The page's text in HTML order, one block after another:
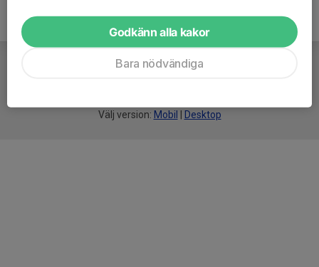
Välj version: Mobil Desktop
Godkänn alla kakor
Bara nödvändiga